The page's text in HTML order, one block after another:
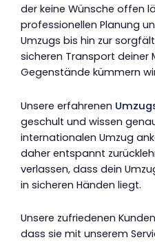
der keine Wünsche offen
professionellen Planung
Umzugs bis hin zur
sicheren Transport deiner
Gegenstände kümmern
Unsere erfahrenen
geschult und wissen
internationalen Umzug
daher entspannt
verlassen, dass dein
in sicheren Händen liegt.
Unsere zufriedenen
dass sie mit unserem